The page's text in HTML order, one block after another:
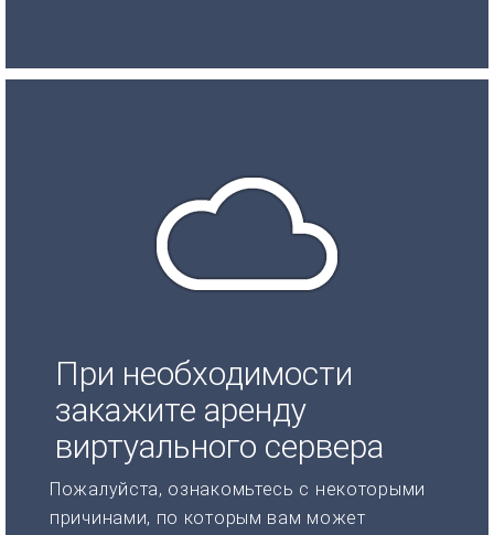
При необходимости
закажите аренду
виртуального сервера
Пожалуйста, ознакомьтесь с некоторыми
причинами, по которым вам может